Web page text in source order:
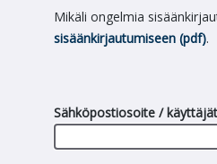
Mikäli ongelmia
sisäänkirjautumiseen (pdf).
Sähköpostiosoite /